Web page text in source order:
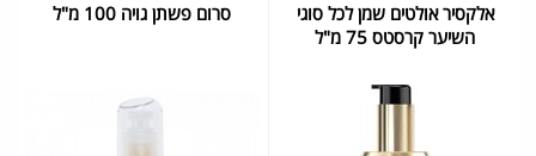
אלקסיר אולטים שמן לכל סוגי
השיער קרסטס 75 מ"ל
סרום פשתן גויה 100 מ"ל